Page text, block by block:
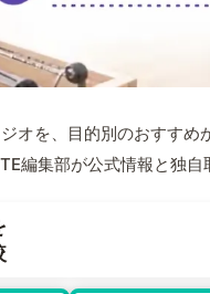
オを、目的別のおすす
編集部が公式情報と独自